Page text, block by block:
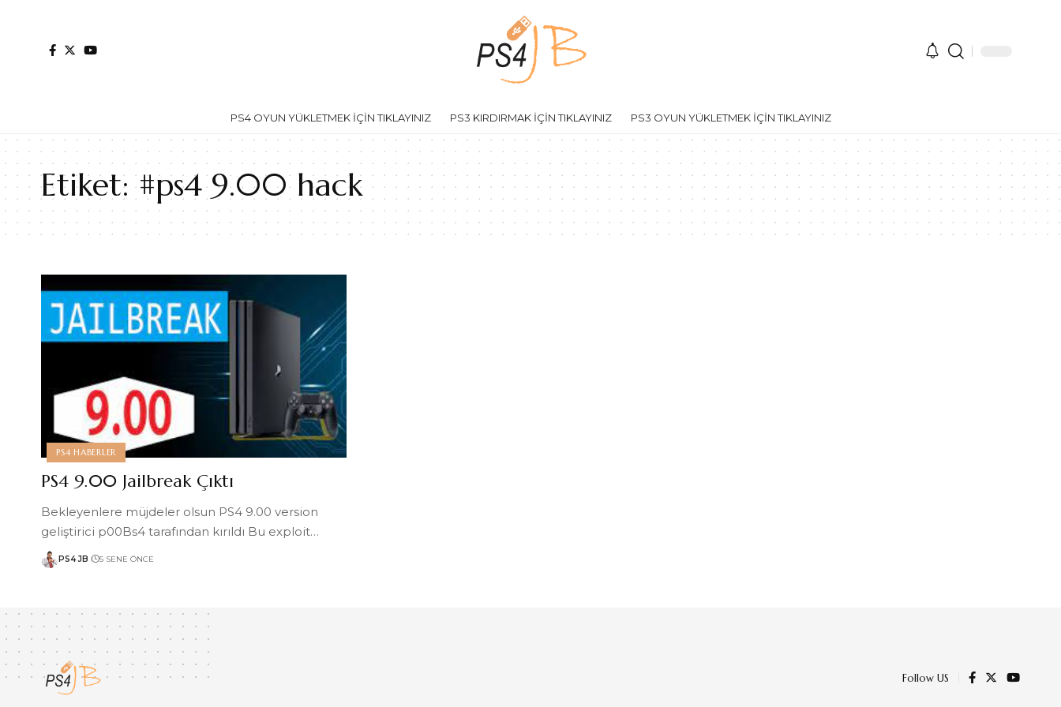
PS4 OYUN YÜKLETMEK İÇİN TIKLAYINIZ PS3 KIRDIRMAK İÇİN TIKLAYINIZ PS3 OYUN YÜKLETMEK İÇİN TIKLAYINIZ
Etiket:#ps4 9.00 hack
PS4 HABERLER
PS4 9.00 Jailbreak Çıktı
Bekleyenlere müjdeler olsun PS4 9.00 version
geliştirici p00Bs4 tarafından kırıldı Bu exploit…
PS4 JB 5 SENE ÖNCE
Follow US